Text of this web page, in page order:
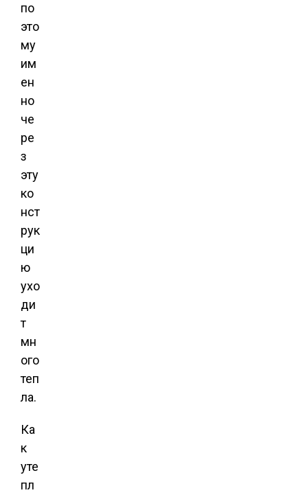
по
это
му
им
ен
но
че
ре
з
эту
ко
нст
рук
ци
ю
ухо
ди
т
мн
ого
теп
ла.
Ка
к
уте
пл